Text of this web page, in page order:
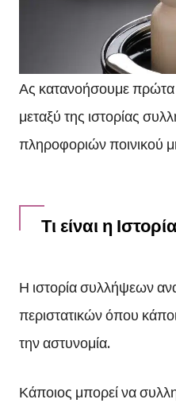
Ας κατανοήσουμε πρώτα
μεταξύ της ιστορίας
πληροφοριών ποινικού
Τι είναι η
Η ιστορία συλλήψεων
περιστατικών όπου
την αστυνομία.
Κάποιος μπορεί να